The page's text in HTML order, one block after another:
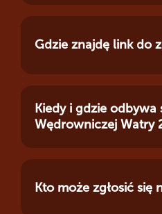
Gdzie znajdę link do
Kiedy i gdzie odbywa
Wędrowniczej Watry
Kto może zgłosić się